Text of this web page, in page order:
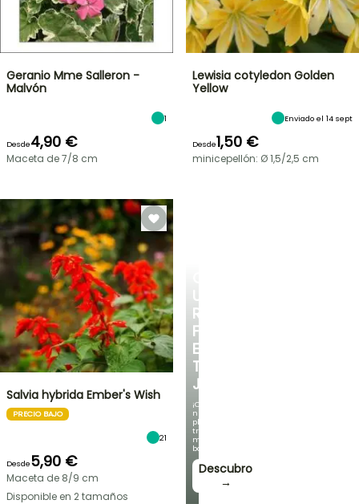
UN
RINCÓN
FRESCO
EN
TU
JARDÍN
¡Con
nuestras
plantas
trepadoras
más
bonitas!
Descubro
→
Geranio Mme Salleron -
Malvón
1
Desde4,90 €
Maceta de 7/8 cm
Lewisia cotyledon Golden
Yellow
Enviado el 14 sept
Desde1,50 €
minicepellón: Ø 1,5/2,5 cm
Salvia hybrida Ember's Wish
PRECIO BAJO
21
Desde5,90 €
Maceta de 8/9 cm
Disponible en 2 tamaños